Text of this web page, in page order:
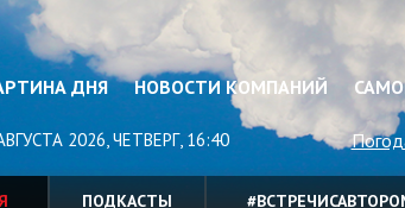
ДНЯ НОВОСТИ КОМПАНИЙ
2026, ЧЕТВЕРГ, 16:40
ПОДКАСТЫ